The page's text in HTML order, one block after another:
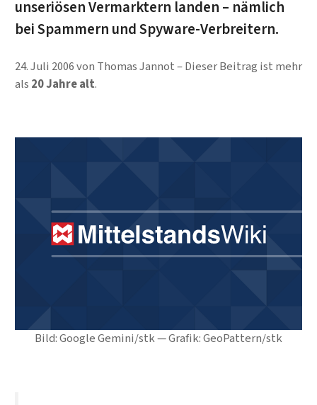
Bild: Google Gemini/stk — Grafik: GeoPattern/stk
unseriösen Vermarktern landen – nämlich
bei Spammern und Spyware-Verbreitern.
24. Juli 2006von Thomas Jannot
Dieser Beitrag ist mehr
als 20 Jahre alt.